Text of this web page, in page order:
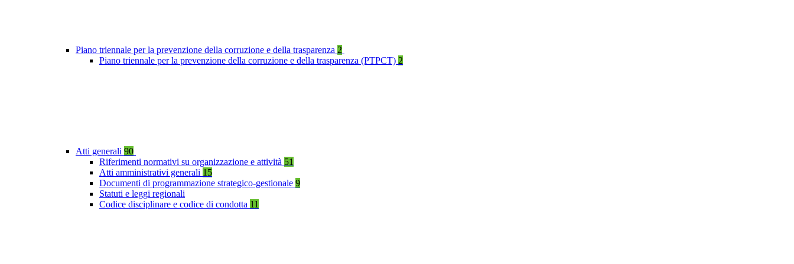
Piano triennale per la prevenzione della corruzione e della trasparenza 2
Piano triennale per la prevenzione della corruzione e della trasparenza (PTPCT) 2
Atti generali 90
Riferimenti normativi su organizzazione e attività 51
Atti amministrativi generali 15
Documenti di programmazione strategico-gestionale 9
Statuti e leggi regionali
Codice disciplinare e codice di condotta 11